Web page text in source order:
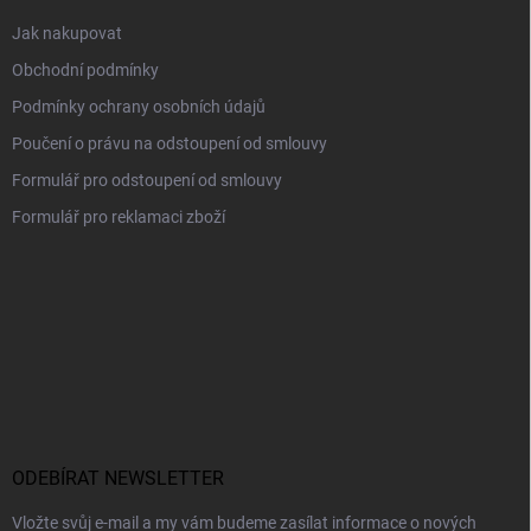
Jak nakupovat
Obchodní podmínky
Podmínky ochrany osobních údajů
Poučení o právu na odstoupení od smlouvy
Formulář pro odstoupení od smlouvy
Formulář pro reklamaci zboží
ODEBÍRAT NEWSLETTER
Vložte svůj e-mail a my vám budeme zasílat informace o nových